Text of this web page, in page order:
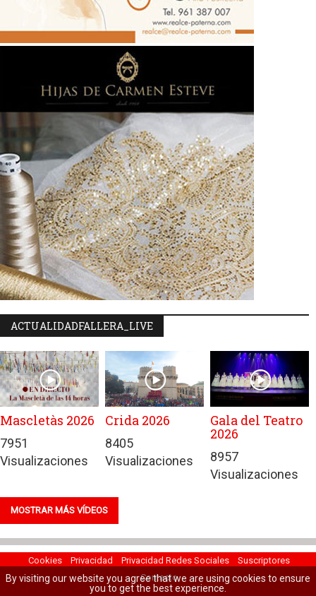
ACTUALIDADFALLERA_LIVE
Mascletàs 2026
7951
Visualizaciones
Crida 2026
8405
Visualizaciones
Gala del Teatro
2026
8957
Visualizaciones
MOSTRAR MÁS VÍDEOS
Cookies Privacidad Privacidad Redes Sociales
Suscriptores
Contacto
By visiting our website you agree that we are using cookies to ensure
you to get the best experience.